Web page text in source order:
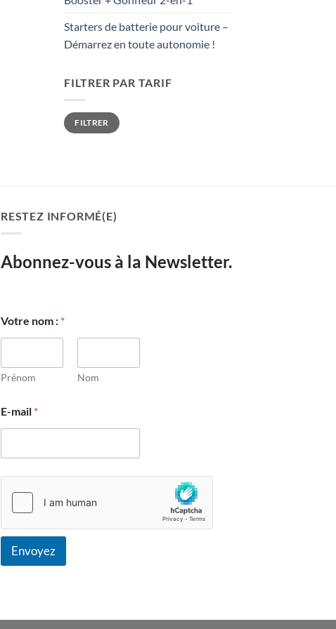
Starters de batterie pour voiture –
Démarrez en toute autonomie !
FILTRER PAR TARIF
Prix
min
Prix
maxFILTRER
RESTEZ INFORMÉ(E)
Abonnez-vous à la Newsletter.
V
o
e
m
Votre nom : *
Prénom Nom
E-mail *
Envoyez